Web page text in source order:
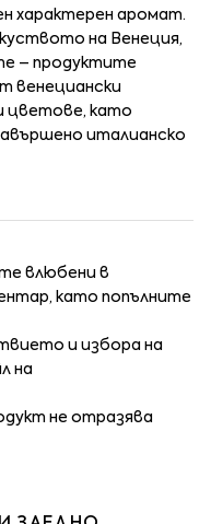
характерен аромат.
на Венеция,
– продуктите
венециански
цветове, като
италианско
влюбени в
като попълните
и избора на
на
не отразява